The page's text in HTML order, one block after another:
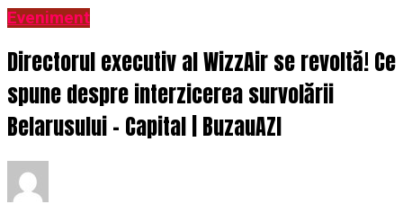
Eveniment
Directorul executiv al WizzAir se revoltă! Ce
spune despre interzicerea survolării
Belarusului – Capital | BuzauAZI